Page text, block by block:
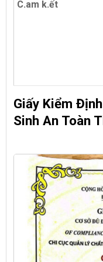
C.am k.ết
Giấy Kiểm
Sinh An Toàn